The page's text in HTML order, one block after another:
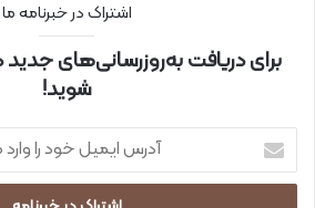
اشتراک در خبرنامه ما
برای دریافت به‌روزرسانی‌های
شوید!
ر